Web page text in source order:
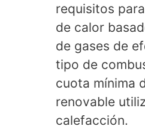
requisitos
de calor
de gases de
tipo de
cuota mínima
renovable
calefacción.